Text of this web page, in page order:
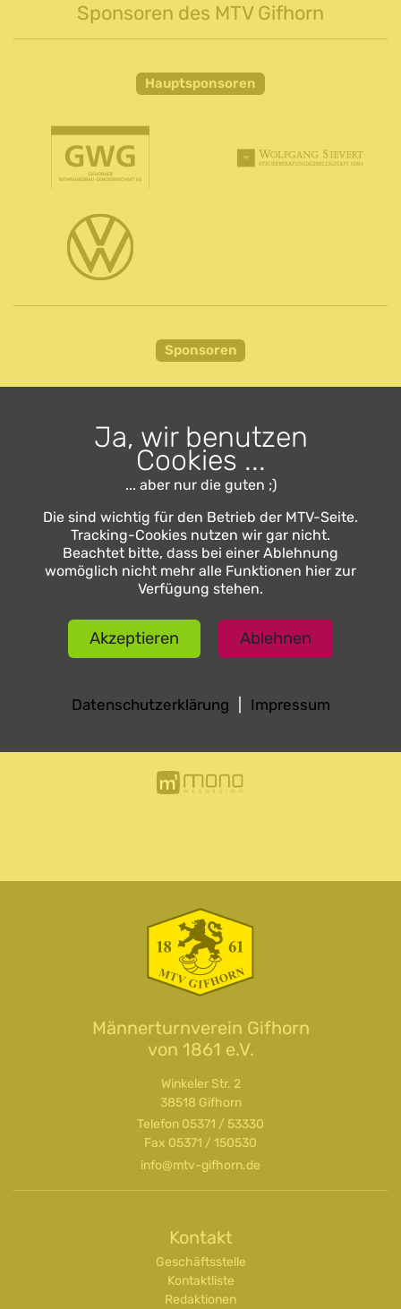
Sponsoren des MTV Gifhorn
Hauptsponsoren
Sponsoren
Männerturnverein Gifhorn
von 1861 e.V.
Winkeler Str. 2
38518 Gifhorn
Telefon 05371 / 53330
Fax 05371 / 150530
info@mtv-gifhorn.de
Kontakt
Geschäftsstelle
Kontaktliste
Redaktionen
Ja, wir benutzen
Cookies ...
... aber nur die guten ;)
Die sind wichtig für den Betrieb der MTV-Seite.
Tracking-Cookies nutzen wir gar nicht.
Beachtet bitte, dass bei einer Ablehnung
womöglich nicht mehr alle Funktionen hier zur
Verfügung stehen.
Akzeptieren Ablehnen
Datenschutzerklärung Impressum